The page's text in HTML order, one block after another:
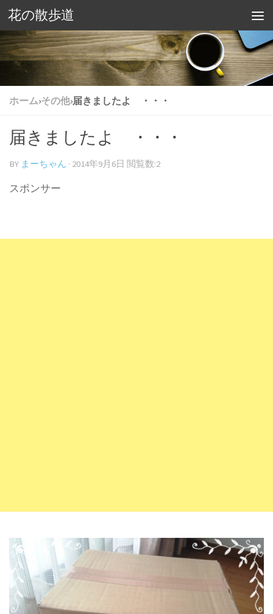
花の散歩道
ホーム›その他›届きましたよ ・・・
届きましたよ ・・・
BY まーちゃん · 2014年9月6日 閲覧数:2
スポンサー